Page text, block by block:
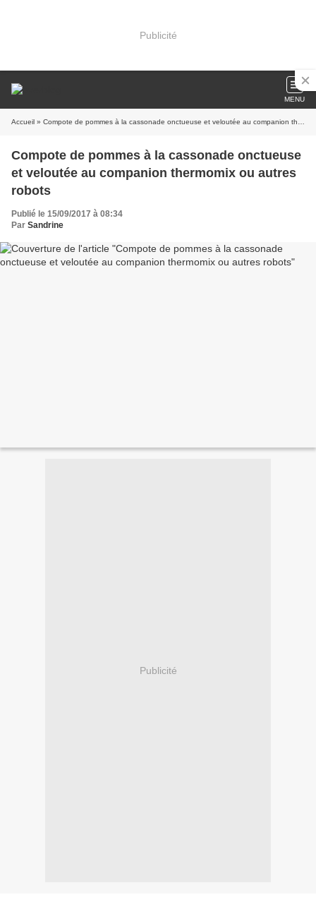
Publicité
MENU
Accueil » Compote de pommes à la cassonade onctueuse et veloutée au companion thermomix ou autres robots
Compote de pommes à la cassonade onctueuse
et veloutée au companion thermomix ou autres
robots
Publié le 15/09/2017 à 08:34
Par Sandrine
Publicité